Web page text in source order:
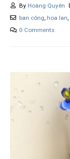
By Hoàng Quyên
ban công, hoa lan,
0 Comments